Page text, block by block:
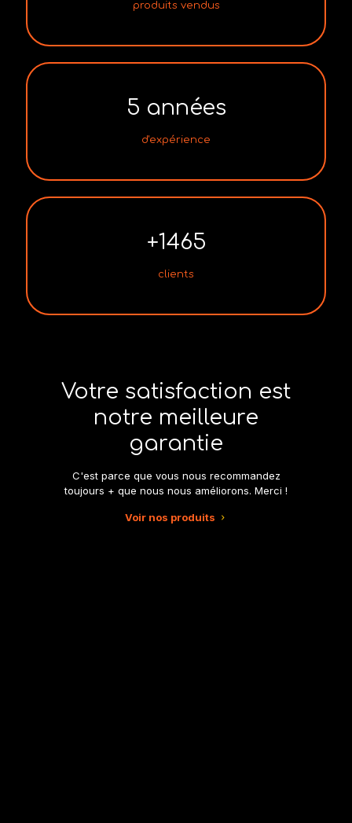
produits vendus
5 années
d'expérience
+1465
clients
Votre satisfaction est
notre meilleure
garantie
C'est parce que vous nous recommandez
toujours + que nous nous améliorons. Merci !
Voir nos produits